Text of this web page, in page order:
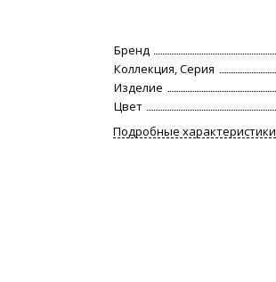
Бренд
Коллекция, Серия
Изделие
Цвет
Подробные характеристики